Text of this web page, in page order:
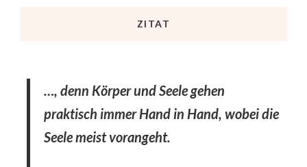
ZITAT
…, denn Körper und Seele gehen
praktisch immer Hand in Hand, wobei die
Seele meist vorangeht.